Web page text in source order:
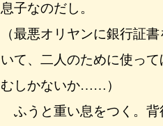
息子なのだし。
（最悪オリヤンに銀行証
いて、二人のために使っ
むしかないか……）
ふうと重い息をつく。背